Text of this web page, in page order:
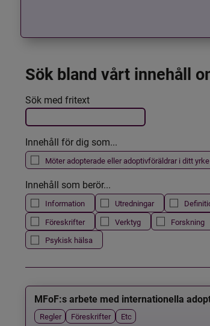
Sök bland vårt innehåll
Filtrera resultatet
Det här formuläret postas automatiskt
Sök med fritext
Innehåll för dig som...
Möter adopterade eller adoptivföräldrar i ditt yrke
Innehåll som berör...
Information Utredningar
Föreskrifter
Verktyg Forskning
Psykisk hälsa
MFoF:s arbete med internationella
Regler Föreskrifter Etc